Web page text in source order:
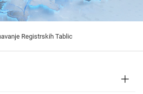
Registrskih Tablic